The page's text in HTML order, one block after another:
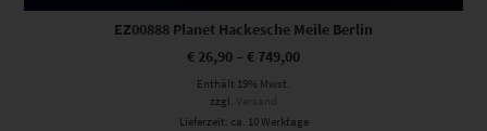
EZ00888 Planet Hackesche Meile Berlin
€ 26,90 – € 749,00
Enthält 19% Mwst.
zzgl. Versand
Lieferzeit: ca. 10 Werktage